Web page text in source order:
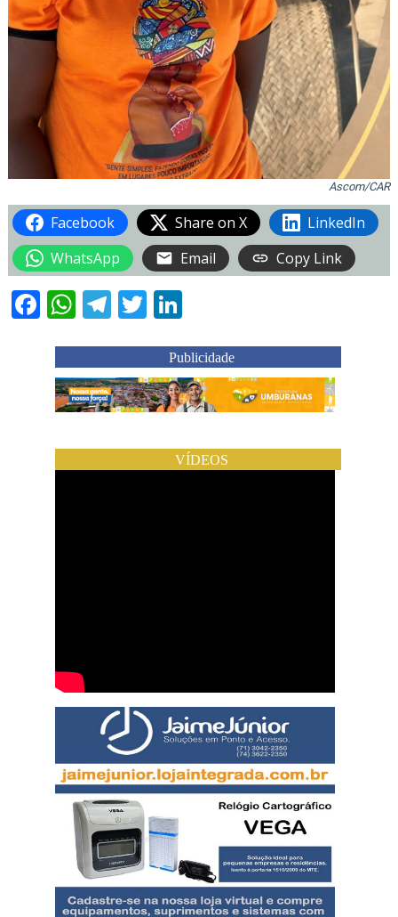
Ascom/CAR
Facebook Share on X
LinkedIn
WhatsApp
Email Copy Link
Facebook
WhatsApp
Telegram
Twitter
LinkedIn
Publicidade
VÍDEOS